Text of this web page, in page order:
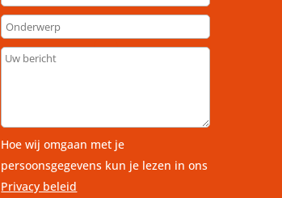
email
Onderwerp
Uw
Hoe wij omgaan met je
persoonsgegevens kun je lezen in ons
Privacy beleid